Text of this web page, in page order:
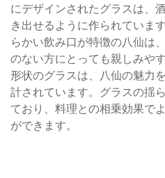
にデザインされたグラスは、
き出せるように作られていま
らかい飲み口が特徴の八仙は
のない方にとっても親しみや
形状のグラスは、八仙の魅力
計されています。グラスの揺
ており、料理との相乗効果で
ができます。